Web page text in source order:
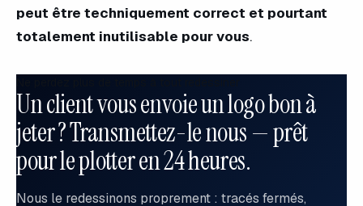
peut être techniquement correct et pourtant
totalement inutilisable pour vous.
Un client vous envoie un logo bon à
jeter ? Transmettez-le nous — prêt
pour le plotter en 24 heures.
Nous le redessinons proprement : tracés fermés,